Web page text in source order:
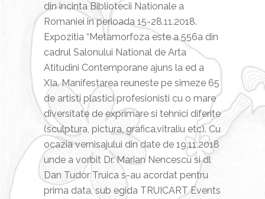
din incinta Bibliotecii Nationale a
Romaniei in perioada 15-28.11.2018.
Expozitia “Metamorfoza este a 556a din
cadrul Salonului National de Arta
Atitudini Contemporane ajuns la ed a
XIa. Manifestarea reuneste pe simeze 65
de artisti plastici profesionisti cu o mare
diversitate de exprimare si tehnici diferite
(sculptura, pictura, grafica,vitraliu etc). Cu
ocazia vernisajului din date de 19.11.2018
unde a vorbit Dr. Marian Nencescu si dl
Dan Tudor Truica s-au acordat pentru
prima data, sub egida TRUICART Events